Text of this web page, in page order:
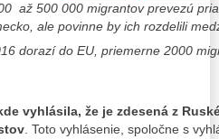
až 500 000 migrantov prevezú
ale povinne by ich rozdelili
dorazí do EU, priemerne 2000
vyhlásila, že je zdesená z
. Toto vyhlásenie, spoločne s